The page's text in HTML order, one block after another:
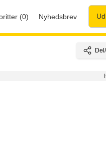
(0) Nyhedsbrev